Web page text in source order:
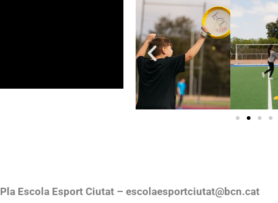
Pla Escola Esport Ciutat – escolaesportciutat@bcn.cat